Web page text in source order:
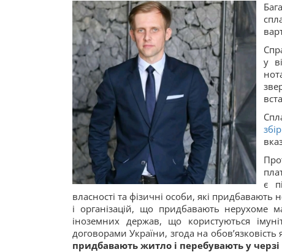
у
є
власності та фізичні особи, які придбавають
і організацій, що придбавають нерухоме
іноземних держав, що користуються
договорами України, згода на
придбавають житло і перебувають у